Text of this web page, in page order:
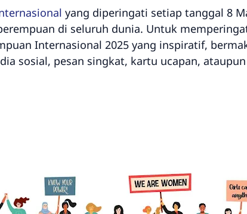
yang diperingati setiap tanggal 8
di seluruh dunia. Untuk
Internasional 2025 yang inspiratif,
sosial, pesan singkat, kartu ucapan,